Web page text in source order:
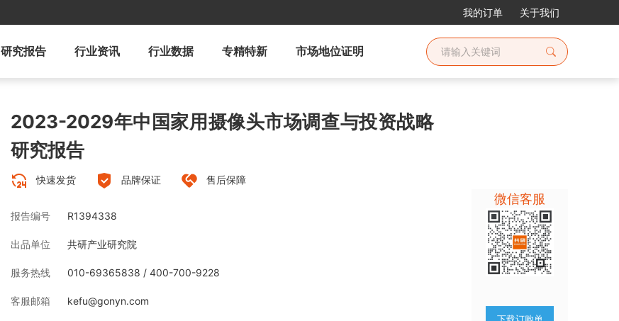
我的订单 关于我们
研究报告 行业资讯 行业数据 专精特新 市场地位证明
2023-2029年中国家用摄像头市场调查与投资战略
研究报告
快速发货 品牌保证 售后保障
报告编号 R1394338
出品单位 共研产业研究院
服务热线 010-69365838 / 400-700-9228
客服邮箱 kefu@gonyn.com
微信客服